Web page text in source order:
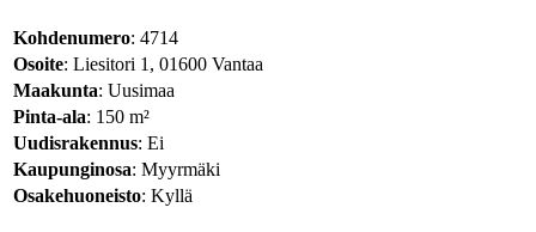
Kohdenumero: 4714
Osoite: Liesitori 1, 01600 Vantaa
Maakunta: Uusimaa
Pinta-ala: 150 m²
Uudisrakennus: Ei
Kaupunginosa: Myyrmäki
Osakehuoneisto: Kyllä